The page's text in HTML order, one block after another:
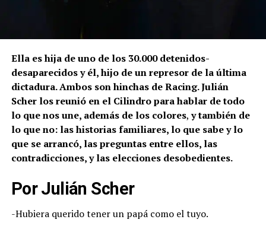
Ella es hija de uno de los 30.000 detenidos-
desaparecidos y él, hijo de un represor de la última
dictadura. Ambos son hinchas de Racing. Julián
Scher los reunió en el Cilindro para hablar de todo
lo que nos une, además de los colores,y también de
lo que no: las historias familiares, lo que sabe y lo
que se arrancó, las preguntas entre ellos, las
contradicciones, y las elecciones desobedientes.
Por Julián Scher
-Hubiera querido tener un papá como el tuyo.